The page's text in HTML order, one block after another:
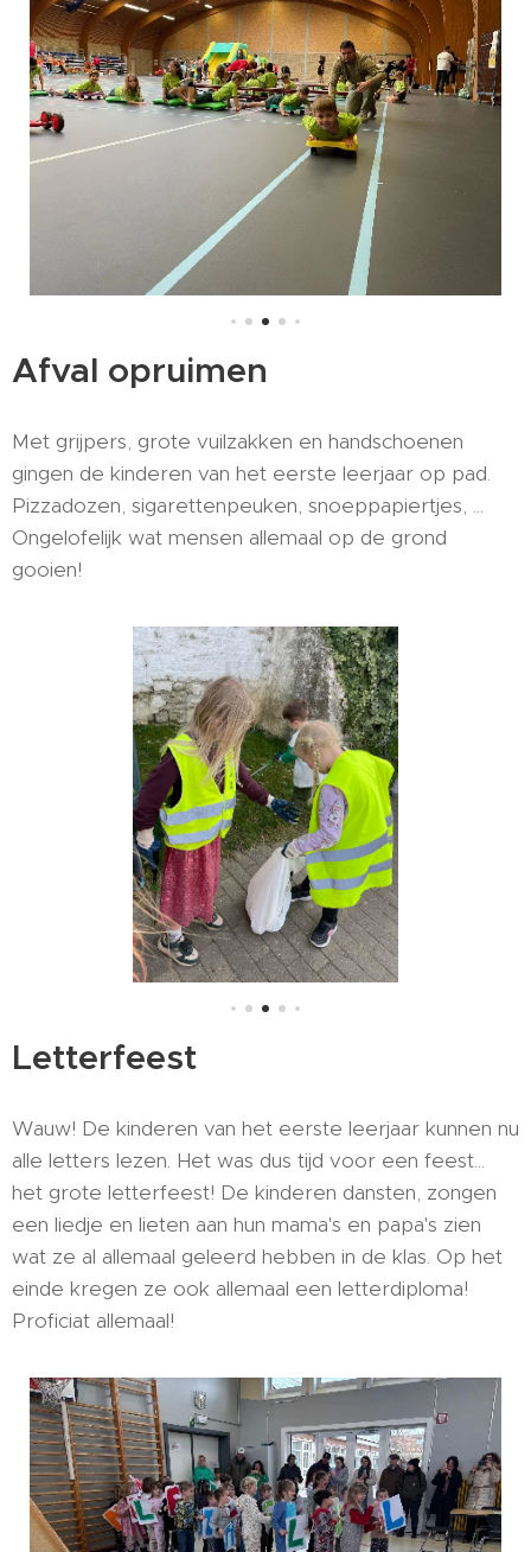
Afval opruimen
Met grijpers, grote vuilzakken en handschoenen
gingen de kinderen van het eerste leerjaar op pad.
Pizzadozen, sigarettenpeuken, snoeppapiertjes, ...
Ongelofelijk wat mensen allemaal op de grond
gooien!
Letterfeest
Wauw! De kinderen van het eerste leerjaar kunnen nu
alle letters lezen. Het was dus tijd voor een feest...
het grote letterfeest! De kinderen dansten, zongen
een liedje en lieten aan hun mama's en papa's zien
wat ze al allemaal geleerd hebben in de klas. Op het
einde kregen ze ook allemaal een letterdiploma!
Proficiat allemaal!